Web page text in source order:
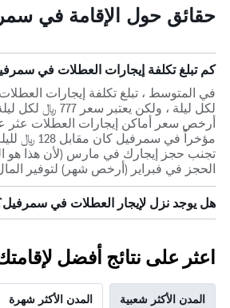
حقائق حول الإقامة في
كم تبلغ تكلفة إيجارات العطلات في
لكل ليلة ، ولكن
أرخص سعر أماكن إيجارات العطلات عثر
مؤخراً في
تجنب حجز إيجارك في مارس (لأن هذا هو
الحجز في فبراير (أرخص شهر) لتوفير
هل يوجد نزل لإيجار العطلات في
اعثر على نتائج أفضل
المدن الأكثر شعبية المدن الأكثر شهرة